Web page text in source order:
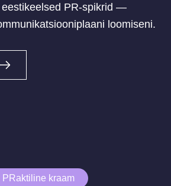
eestikeelsed PR-spikrid —
loomiseni.
PRaktiline kraam